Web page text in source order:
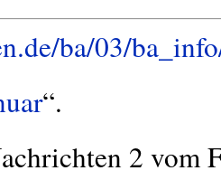
ba/03/
“.
2 vom